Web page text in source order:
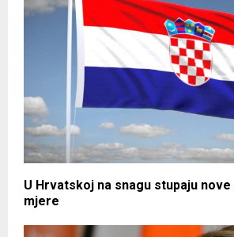
U Hrvatskoj na snagu stupaju
mjere